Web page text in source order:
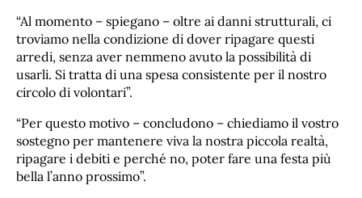
“Al momento – spiegano – oltre ai danni strutturali, ci
troviamo nella condizione di dover ripagare questi
arredi, senza aver nemmeno avuto la possibilità di
usarli. Si tratta di una spesa consistente per il nostro
circolo di volontari”.
“Per questo motivo – concludono – chiediamo il vostro
sostegno per mantenere viva la nostra piccola realtà,
ripagare i debiti e perché no, poter fare una festa più
bella l’anno prossimo”.